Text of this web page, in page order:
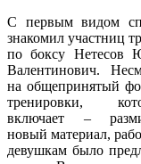
С первым видом
знакомил участниц
по боксу Нетесов
Валентинович.
на общепринятый
тренировки,
включает –
новый материал,
девушкам было